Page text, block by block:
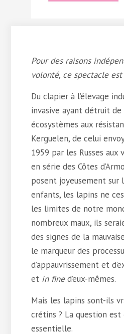
Pour des raisons
volonté, ce spectacle est
Du clapier à l’élevage
invasive ayant détruit
écosystèmes aux
Kerguelen, de celui
1959 par les Russes aux
en série des Côtes
posent joyeusement sur
enfants, les lapins ne
les limites de notre
nombreux maux, ils
des signes de la
le marqueur des
d’appauvrissement et
et in fined’eux-mêmes.
Mais les lapins sont-ils
crétins ? La question
essentielle.